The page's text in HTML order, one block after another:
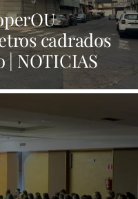
cadrados
| NOTICIAS